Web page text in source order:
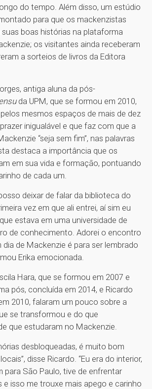
do tempo. Além disso, um estúdio
para que os mackenzistas
boas histórias na plataforma
os visitantes ainda receberam
a sorteios de livros da Editora
antiga aluna da pós-
da UPM, que se formou em 2010,
mesmos espaços de mais de dez
inigualável e que faz com que a
“seja sem fim”, nas palavras
destaca a importância que os
em sua vida e formação, pontuando
de cada um.
deixar de falar da biblioteca do
vez em que ali entrei, aí sim eu
estava em uma universidade de
de conhecimento. Adorei o encontro
dia de Mackenzie é para ser lembrado
Erika emocionada.
Hara, que se formou em 2007 e
pós, concluída em 2014, e Ricardo
2010, falaram um pouco sobre a
se transformou e do que
que estudaram no Mackenzie.
desbloqueadas, é muito bom
disse Ricardo. “Eu era do interior,
para São Paulo, tive de enfrentar
e isso me trouxe mais apego e carinho